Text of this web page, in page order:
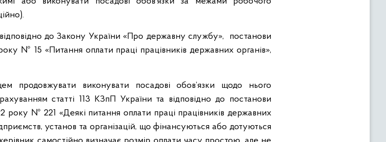
до Закону України «Про державну службу», постанови
№ 15 «Питання оплати праці працівників державних органів»,
продовжувати виконувати посадові обов’язки щодо нього
статті 113 КЗпП України та відповідно до постанови
року № 221 «Деякі питання оплати праці працівників державних
установ та організацій, що фінансуються або дотуються